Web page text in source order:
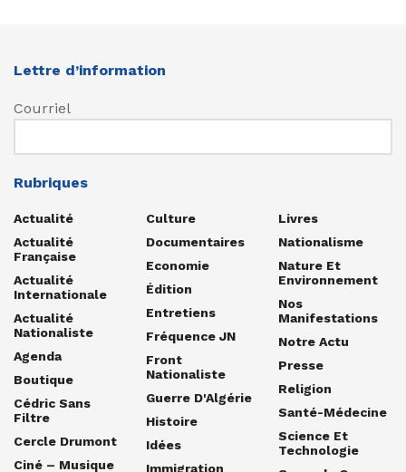
Lettre d’information
Courriel
Rubriques
Actualité
Actualité
Française
Actualité
Internationale
Actualité
Nationaliste
Agenda
Boutique
Cédric Sans
Filtre
Cercle Drumont
Ciné – Musique
Culture
Documentaires
Economie
Édition
Entretiens
Fréquence JN
Front
Nationaliste
Guerre D'Algérie
Histoire
Idées
Immigration
Livres
Nationalisme
Nature Et
Environnement
Nos
Manifestations
Notre Actu
Presse
Religion
Santé-Médecine
Science Et
Technologie